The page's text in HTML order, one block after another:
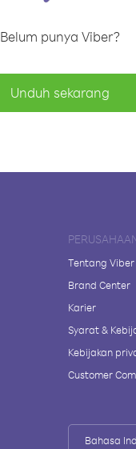
Belum punya Viber?
Unduh sekarang
Tentang Viber
Brand Center
Karier
Syarat &
Kebijakan
Customer
Bahasa